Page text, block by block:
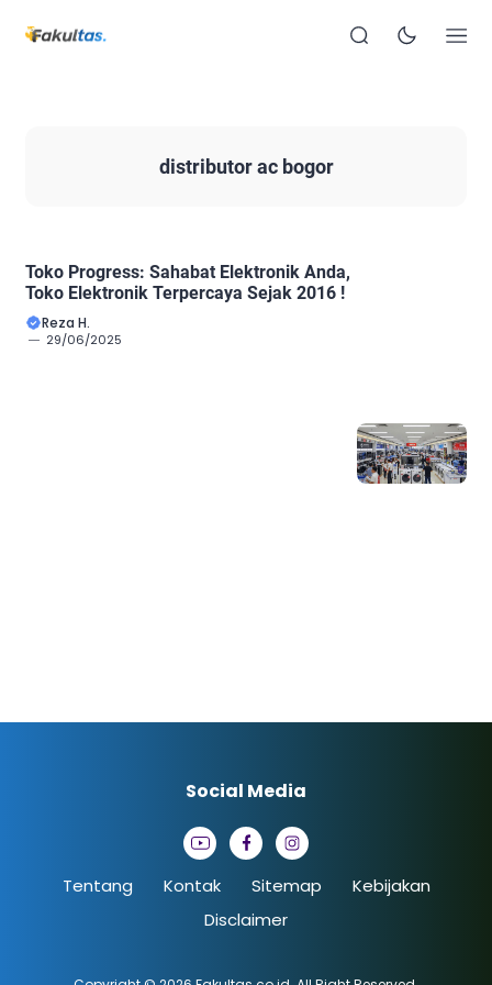
distributor ac bogor
Toko Progress: Sahabat Elektronik Anda,
Toko Elektronik Terpercaya Sejak 2016 !
Reza H.
29/06/2025
Tentang Kontak Sitemap
Kebijakan
Disclaimer
Social Media